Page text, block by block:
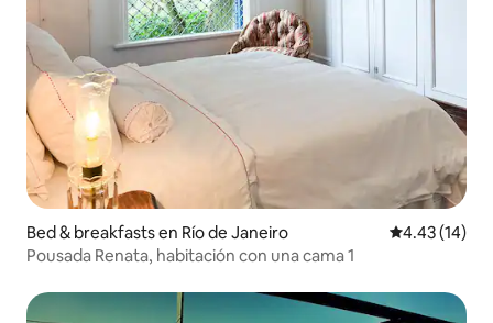
Bed & breakfasts en Río de Janeiro Calificación
4.43 (14)
Pousada Renata, habitación con una cama 1